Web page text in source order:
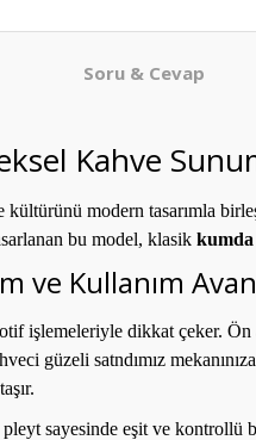
Soru & Cevap
Kahve
modern tasarımla
bu model, klasik kumda
ve Kullanım
işlemeleriyle dikkat çeker.
güzeli satndımız
sayesinde eşit ve kontrollü